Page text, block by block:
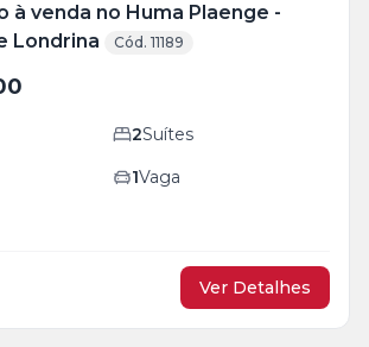
à venda no Huma Plaenge -
Londrina
Cód. 11189
2Suítes
1Vaga
Ver Detalhes